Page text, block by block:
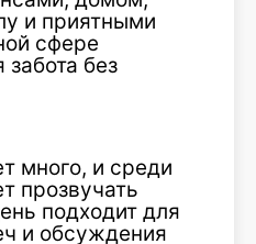
и приятными
сфере
без
много, и среди
прозвучать
подходит для
и обсуждения